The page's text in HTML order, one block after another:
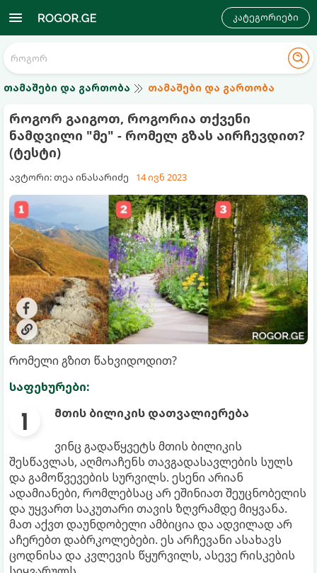
კატეგორიები
თამაშები და გართობა თამაშები და გართობა
როგორ გაიგოთ, როგორია თქვენი
ნამდვილი "მე" - რომელ გზას აირჩევდით?
(ტესტი)
ავტორი: თეა ინასარიძე 14 ივნ 2023
რომელი გზით წახვიდოდით?
საფეხურები:
მთის ბილიკის დათვალიერება
ვინც გადაწყვეტს მთის ბილიკის
შესწავლას, აღმოაჩენს თავგადასავლების სულს
და გამოწვევების სურვილს. ესენი არიან
ადამიანები, რომლებსაც არ ეშინიათ შეუცნობელის
და უყვართ საკუთარი თავის ზღვრამდე მიყვანა.
მათ აქვთ დაუნდობელი ამბიცია და ადვილად არ
აჩერებთ დაბრკოლებები. ეს არჩევანი ასახავს
ცოდნისა და კვლევის წყურვილს, ასევე რისკების